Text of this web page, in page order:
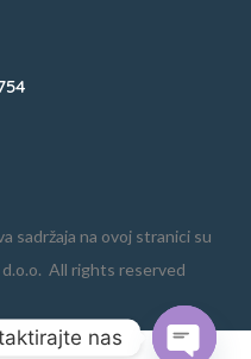
sadržaja na ovoj stranici su
All rights reserved
nas